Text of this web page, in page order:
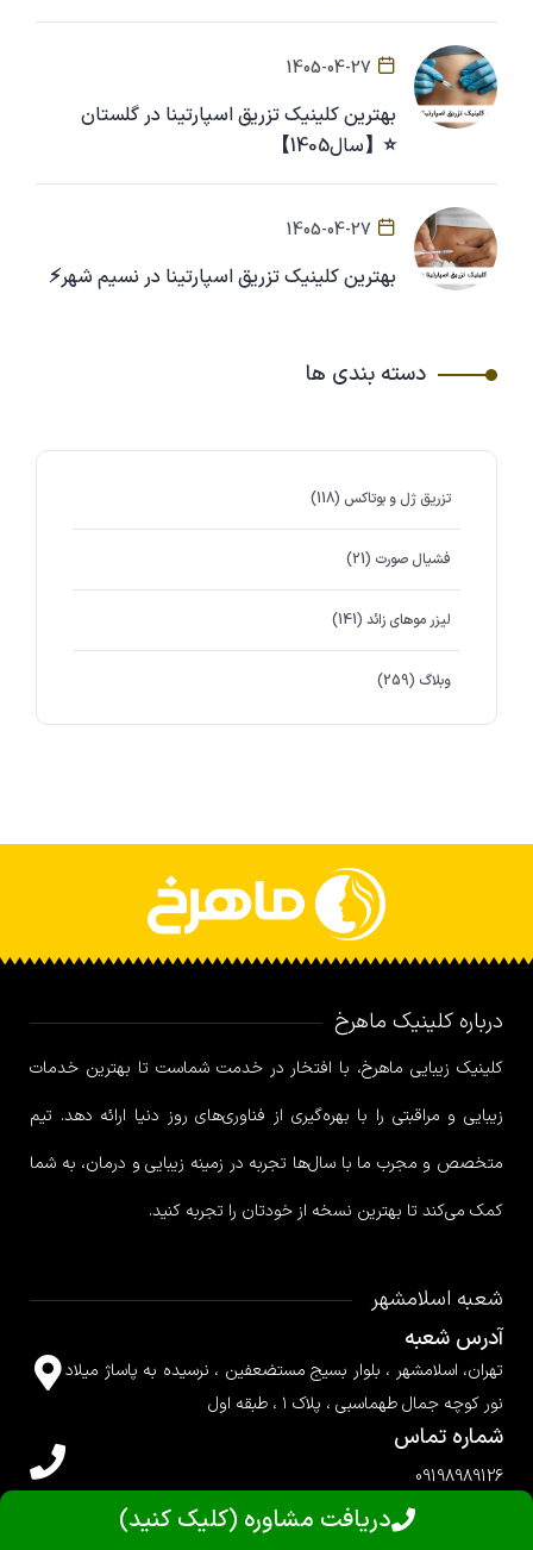
1405-04-27
بهترین کلینیک تزریق اسپارتینا در گلستان
⭐【سال1405】
1405-04-27
بهترین کلینیک تزریق اسپارتینا در نسیم شهر⚡
دسته بندی ها
تزریق ژل و بوتاکس (118)
فشیال صورت (21)
لیزر موهای زائد (141)
وبلاگ (259)
دریافت مشاوره (کلیک کنید)
درباره کلینیک ماهرخ
کلینیک زیبایی ماهرخ، با افتخار در خدمت شماست تا بهترین خدمات
زیبایی و مراقبتی را با بهره‌گیری از فناوری‌های روز دنیا ارائه دهد. تیم
متخصص و مجرب ما با سال‌ها تجربه در زمینه زیبایی و درمان، به شما
کمک می‌کند تا بهترین نسخه از خودتان را تجربه کنید.
شعبه اسلامشهر
آدرس شعبه
تهران، اسلامشهر ، بلوار بسیج مستضعفین ، نرسیده به پاساژ میلاد
نور کوچه جمال طهماسبی ، پلاک ۱ ، طبقه اول
شماره تماس
09198989126
شعبه جردن